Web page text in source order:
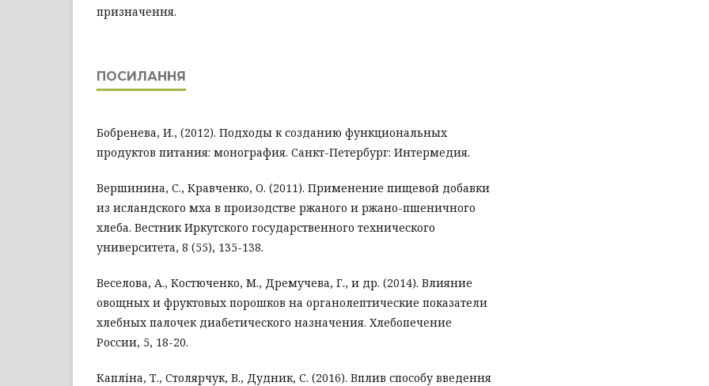
призначення.
ПОСИЛАННЯ
Бобренева, И., (2012). Подходы к созданию функциональных
продуктов питания: монография. Санкт-Петербург: Интермедия.
Вершинина, С., Кравченко, О. (2011). Применение пищевой добавки
из исландского мха в произодстве ржаного и ржано-пшеничного
хлеба. Вестник Иркутского государственного технического
университета, 8 (55), 135-138.
Веселова, А., Костюченко, М., Дремучева, Г., и др. (2014). Влияние
овощных и фруктовых порошков на органолептические показатели
хлебных палочек диабетического назначения. Хлебопечение
России, 5, 18-20.
Капліна, Т., Столярчук, В., Дудник, С. (2016). Вплив способу введення